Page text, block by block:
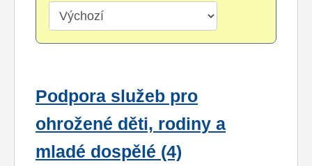
Podpora služeb pro
ohrožené děti, rodiny a
mladé dospělé (4)